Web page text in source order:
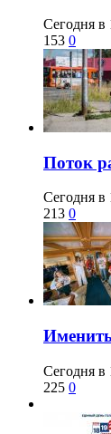
Сегодня в
153 0
Поток
Сегодня в
213 0
Сегодня в
225 0